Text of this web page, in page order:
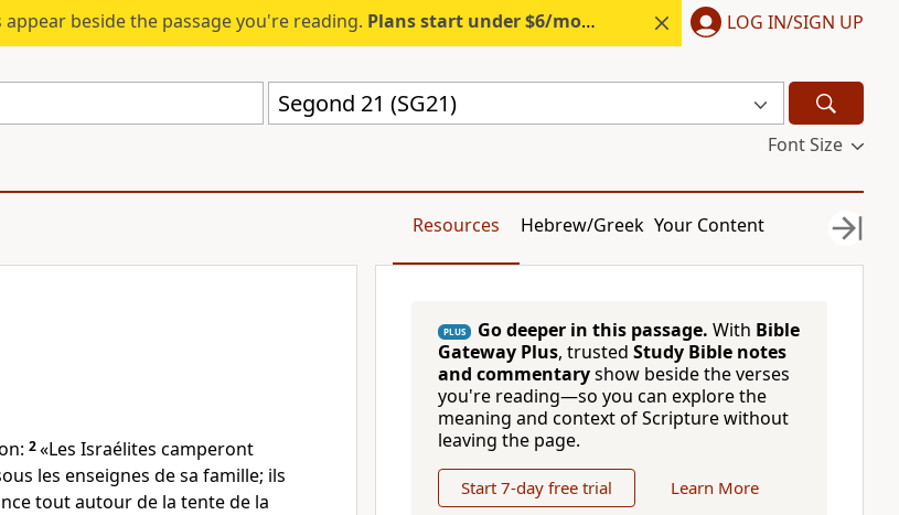
beside the passage you're reading. Plans start under $6/month. Start free. LOG IN/SIGN UP
Segond 21 (SG21)
Font Size
Resources Hebrew/Greek Your Content
2«Les Israélites camperont
les enseignes de sa famille; ils
tout autour de la tente de la
PLUS Go deeper in this passage. With Bible
Gateway Plus, trusted Study Bible notes
and commentaryshow beside the verses
you're reading—so you can explore the
meaning and context of Scripture without
leaving the page.
Start 7-day free trial Learn More